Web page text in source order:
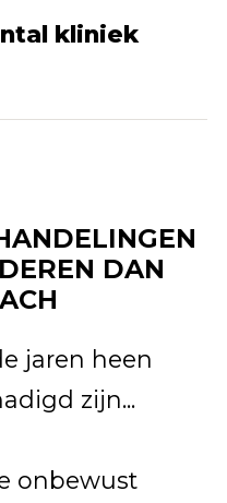
kliniek
DAN
jaren heen
zijn...
onbewust